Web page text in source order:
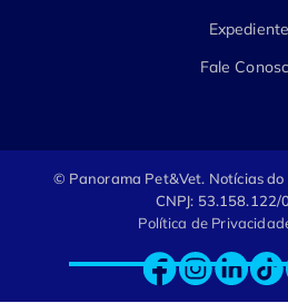
Expediente
Fale
© Panorama Pet&Vet. Notícias
CNPJ:
Política de